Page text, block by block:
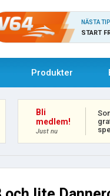
NÄSTA
START
Produkter
Bli
medlem!
Just nu